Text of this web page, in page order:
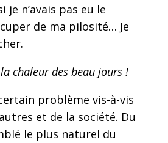
n’avais pas eu le
de ma pilosité… Je
chaleur des beau jours !
problème vis-à-vis
et de la société. Du
le plus naturel du